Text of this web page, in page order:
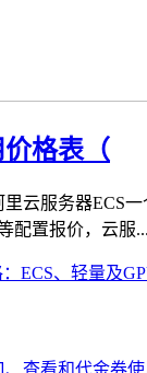
格表（
云服务器ECS
配置报价，云服...
ECS、轻量及
查看和代金券